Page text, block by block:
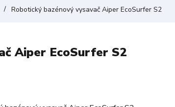
Robotický bazénový vysavač Aiper EcoSurfer S2
Aiper EcoSurfer S2